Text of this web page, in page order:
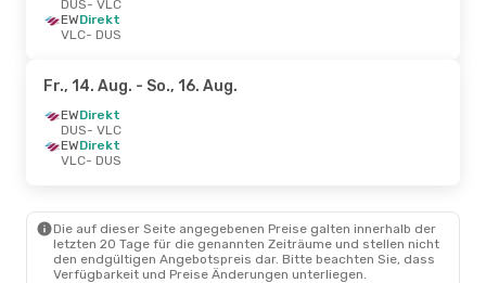
DUS- VLC
EWDirekt
VLC- DUS
Fr., 14. Aug. - So., 16. Aug.
EWDirekt
DUS- VLC
EWDirekt
VLC- DUS
Die auf dieser Seite angegebenen Preise galten innerhalb der
letzten 20 Tage für die genannten Zeiträume und stellen nicht
den endgültigen Angebotspreis dar. Bitte beachten Sie, dass
Verfügbarkeit und Preise Änderungen unterliegen.